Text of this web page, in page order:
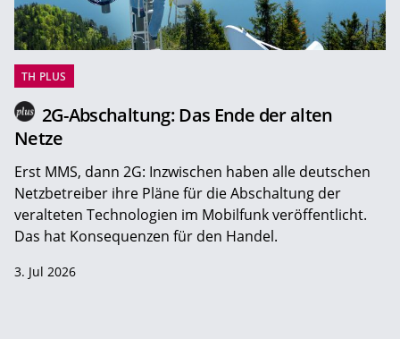
TH PLUS
2G-Abschaltung: Das Ende der alten
Netze
Erst MMS, dann 2G: Inzwischen haben alle deutschen
Netzbetreiber ihre Pläne für die Abschaltung der
veralteten Technologien im Mobilfunk veröffentlicht.
Das hat Konsequenzen für den Handel.
3. Jul 2026